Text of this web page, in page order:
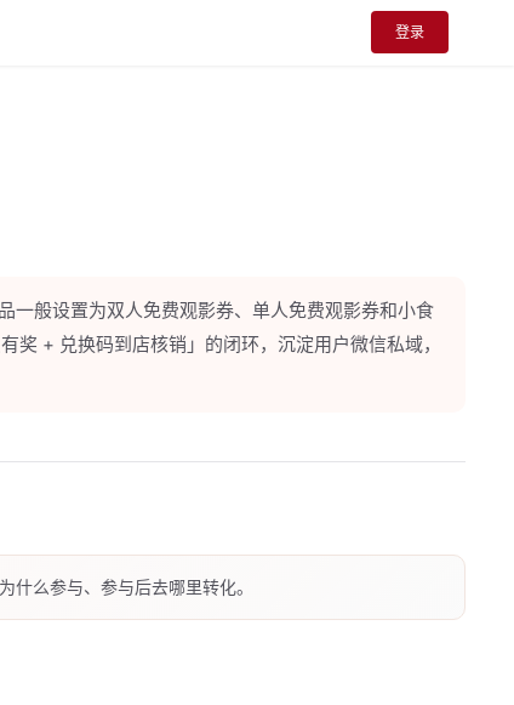
登录
一般设置为双人免费观影券、单人免费观影券和小食
+ 兑换码到店核销」的闭环，沉淀用户微信私域，
么参与、参与后去哪里转化。